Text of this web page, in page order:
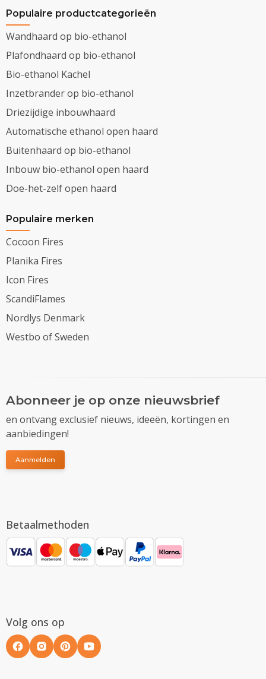
Populaire productcategorieën
Wandhaard op bio-ethanol
Plafondhaard op bio-ethanol
Bio-ethanol Kachel
Inzetbrander op bio-ethanol
Driezijdige inbouwhaard
Automatische ethanol open haard
Buitenhaard op bio-ethanol
Inbouw bio-ethanol open haard
Doe-het-zelf open haard
Populaire merken
Cocoon Fires
Planika Fires
Icon Fires
ScandiFlames
Nordlys Denmark
Westbo of Sweden
Abonneer je op onze nieuwsbrief
en ontvang exclusief nieuws, ideeën, kortingen en
aanbiedingen!
Aanmelden
Betaalmethoden
Volg ons op